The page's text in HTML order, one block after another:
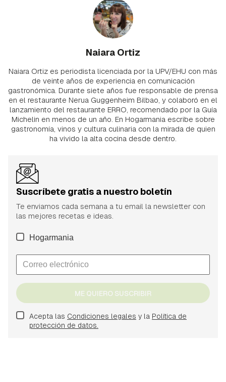
Naiara Ortiz
Naiara Ortiz es periodista licenciada por la UPV/EHU con más
de veinte años de experiencia en comunicación
gastronómica. Durante siete años fue responsable de prensa
en el restaurante Nerua Guggenheim Bilbao, y colaboró en el
lanzamiento del restaurante ERRO, recomendado por la Guía
Michelin en menos de un año. En Hogarmania escribe sobre
gastronomía, vinos y cultura culinaria con la mirada de quien
ha vivido la alta cocina desde dentro.
Suscríbete gratis a nuestro boletín
Te enviamos cada semana a tu email la newsletter con
las mejores recetas e ideas.
Hogarmania
ME QUIERO SUSCRIBIR
Acepta las Condiciones legales y la Política de
protección de datos.